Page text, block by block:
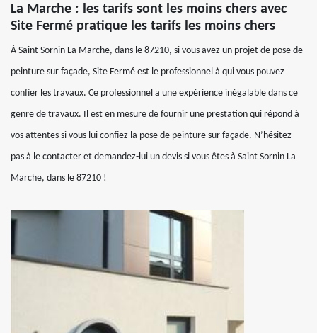
La Marche : les tarifs sont les moins chers avec
Site Fermé pratique les tarifs les moins chers
À Saint Sornin La Marche, dans le 87210, si vous avez un projet de pose de
peinture sur façade, Site Fermé est le professionnel à qui vous pouvez
confier les travaux. Ce professionnel a une expérience inégalable dans ce
genre de travaux. Il est en mesure de fournir une prestation qui répond à
vos attentes si vous lui confiez la pose de peinture sur façade. N’hésitez
pas à le contacter et demandez-lui un devis si vous êtes à Saint Sornin La
Marche, dans le 87210 !